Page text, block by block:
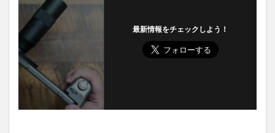
最新情報をチェックしよう！